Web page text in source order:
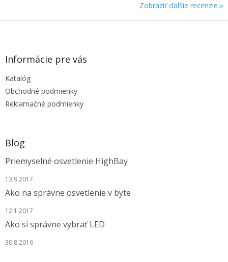
Zobraziť ďalšie recenzie
Z
Informácie pre vás
Katalóg
Obchodné podmienky
Reklamačné podmienky
Blog
Priemyselné osvetlenie HighBay
13.9.2017
Ako na správne osvetlenie v byte
12.1.2017
Ako si správne vybrať LED
30.8.2016